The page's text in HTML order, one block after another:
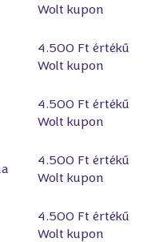
Wolt kupon
4.500 Ft értékű
Wolt kupon
4.500 Ft értékű
Wolt kupon
4.500 Ft értékű
Wolt kupon
4.500 Ft értékű
Wolt kupon